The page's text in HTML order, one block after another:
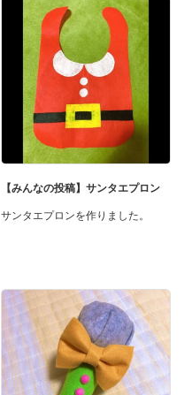
【みんなの投稿】サンタエプロン
サンタエプロンを作りました。